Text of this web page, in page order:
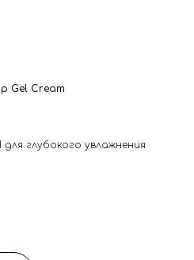
Gel Cream
глубокого увлажнения